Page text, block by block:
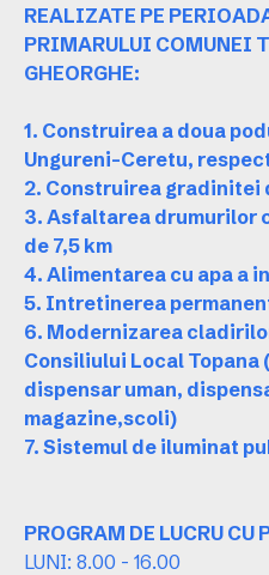
REALIZATE PE
PRIMARULUI COMUNEI
GHEORGHE:
1. Construirea a doua
Ungureni-Ceretu,
2. Construirea gradinitei
3. Asfaltarea drumurilor
de 7,5 km
4. Alimentarea cu apa a
5. Intretinerea
6. Modernizarea
Consiliului Local Topana
dispensar uman,
magazine,scoli)
7. Sistemul de iluminat
PROGRAM DE LUCRU CU
LUNI: 8.00 - 16.00